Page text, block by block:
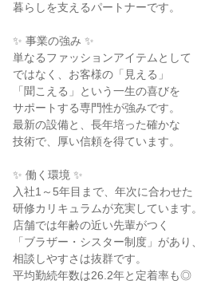
暮らしを支えるパートナーです。
✨ 事業の強み ✨
単なるファッションアイテムとして
ではなく、お客様の「見える」
「聞こえる」という一生の喜びを
サポートする専門性が強みです。
最新の設備と、長年培った確かな
技術で、厚い信頼を得ています。
✨ 働く環境 ✨
入社1～5年目まで、年次に合わせた
研修カリキュラムが充実しています。
店舗では年齢の近い先輩がつく
「ブラザー・シスター制度」があり、
相談しやすさは抜群です。
平均勤続年数は26.2年と定着率も◎